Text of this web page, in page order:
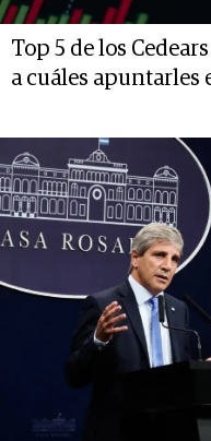
Top 5 de los
a cuáles apuntarles